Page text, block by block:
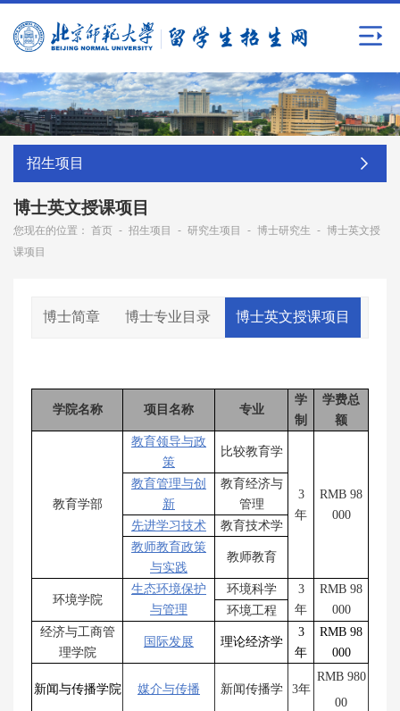
招生项目
博士英文授课项目
您现在的位置： 首页 - 招生项目 - 研究生项目 - 博士研究生 - 博士英文授
课项目
博士简章 博士专业目录 博士英文授课项目
学院名称 项目名称 专业
学
制
学费总
额
教育学部
教育领导与政
策
比较教育学
3
年
RMB 98
000
教育管理与创
新
教育经济与
管理
先进学习技术
教育技术学
教师教育政策
与实践
教师教育
环境学院
生态环境保护
与管理
环境科学
3
年
RMB 98
000
环境工程
经济与工商管
理学院
国际发展 理论经济学
3
年
RMB 98
000
新闻与传播学院 媒介与传播 新闻传播学 3年
RMB 980
00